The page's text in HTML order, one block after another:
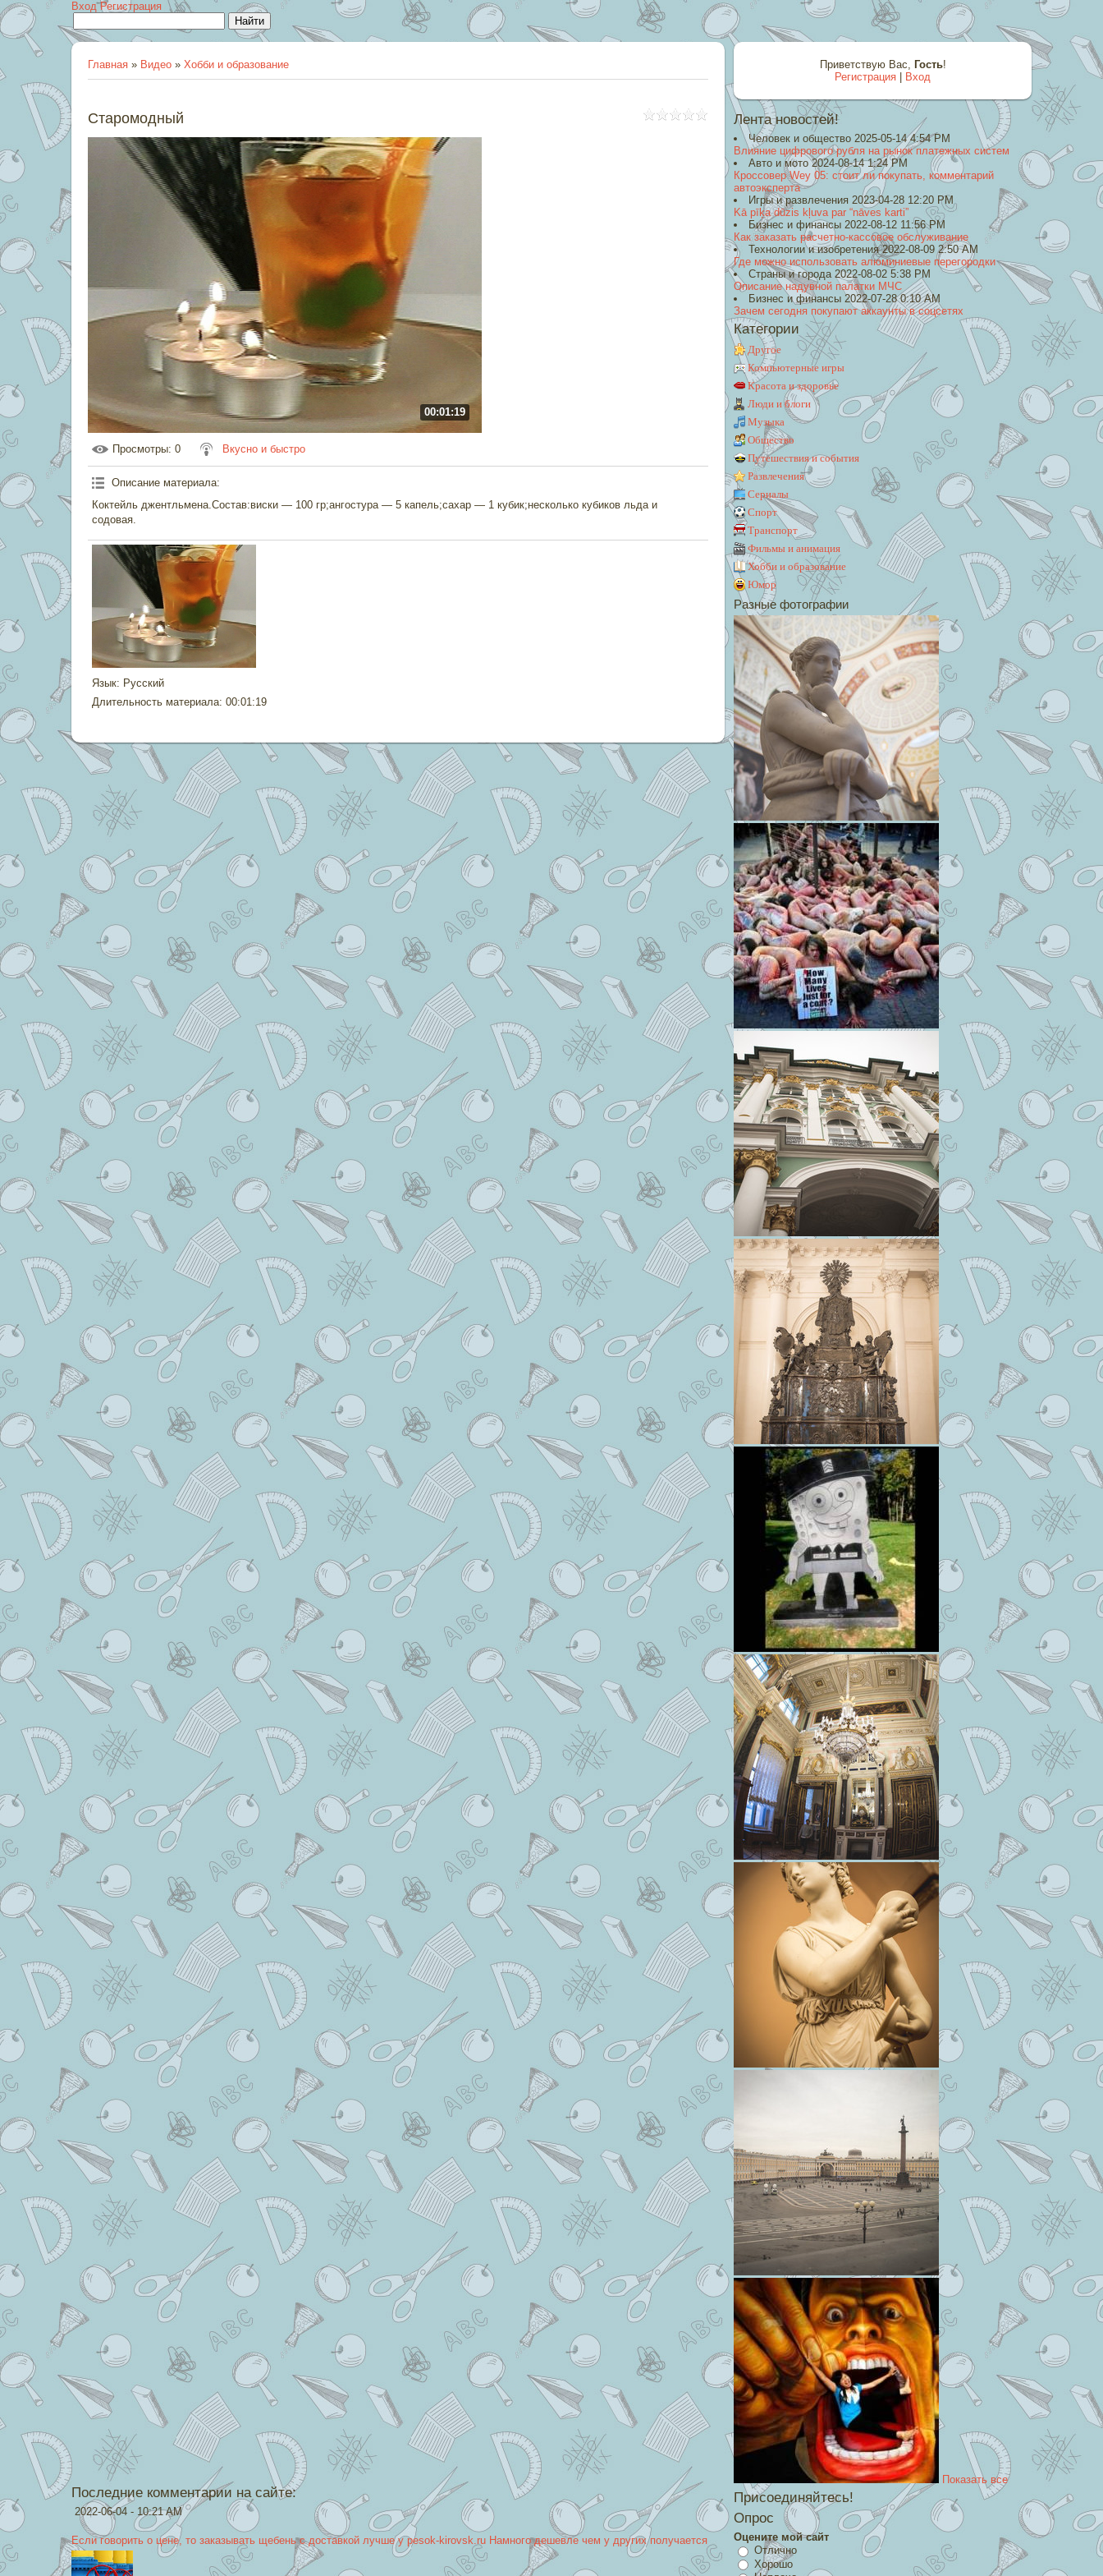
Вход Регистрация
Главная » Видео » Хобби и образование
Старомодный
00:01:19
Просмотры: 0 Вкусно и быстро
Описание материала:
Коктейль джентльмена.Состав:виски — 100 гр;ангостура — 5 капель;сахар — 1 кубик;несколько кубиков льда и
содовая.
Язык: Русский
Длительность материала: 00:01:19
Приветствую Вас, Гость!
Регистрация
Вход
Лента новостей!
Человек и общество 2025-05-14 4:54 PM
Влияние цифрового рубля на рынок платежных систем
Авто и мото 2024-08-14 1:24 PM
Кроссовер Wey 05: стоит ли покупать, комментарий
автоэксперта
Игры и развлечения 2023-04-28 12:20 PM
Kā pīķa dūzis kļuva par “nāves karti”
Бизнес и финансы 2022-08-12 11:56 PM
Как заказать расчетно-кассовое обслуживание
Технологии и изобретения 2022-08-09 2:50 AM
Где можно использовать алюминиевые перегородки
Страны и города 2022-08-02 5:38 PM
Описание надувной палатки МЧС
Бизнес и финансы 2022-07-28 0:10 AM
Зачем сегодня покупают аккаунты в соцсетях
Категории
Другое
Компьютерные игры
Красота и здоровье
Люди и блоги
Музыка
Общество
Путешествия и события
Развлечения
Сериалы
Спорт
Транспорт
Фильмы и анимация
Хобби и образование
Юмор
Разные фотографии
Показать все
Присоединяйтесь!
Опрос
Оцените мой сайт
Отлично
Хорошо
Последние комментарии на сайте:
2022-06-04 - 10:21 AM
Если говорить о цене, то заказывать щебень с доставкой лучше у pesok-kirovsk.ru Намного дешевле чем у других получается